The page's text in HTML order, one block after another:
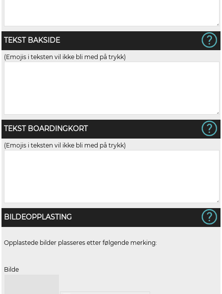
TEKST BAKSIDE
(Emojis i teksten vil ikke bli med på trykk)
TEKST BOARDINGKORT
(Emojis i teksten vil ikke bli med på trykk)
BILDEOPPLASTING
Opplastede bilder plasseres etter følgende merking:
Bilde